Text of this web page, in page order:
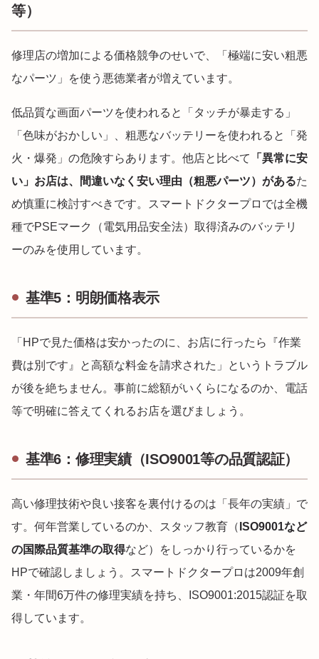
等）
修理店の増加による価格競争のせいで、「極端に安い粗悪
なパーツ」を使う悪徳業者が増えています。
低品質な画面パーツを使われると「タッチが暴走する」
「色味がおかしい」、粗悪なバッテリーを使われると「発
火・爆発」の危険すらあります。他店と比べて
「異常に安
い」お店は、間違いなく安い理由（粗悪パーツ）があるた
め慎重に検討すべきです。スマートドクタープロでは全機
種でPSEマーク（電気用品安全法）取得済みのバッテリ
ーのみを使用しています。
基準5：明朗価格表示
「HPで見た価格は安かったのに、お店に行ったら『作業
費は別です』と高額な料金を請求された」というトラブル
が後を絶ちません。事前に総額がいくらになるのか、電話
等で明確に答えてくれるお店を選びましょう。
基準6：修理実績（ISO9001等の品質認証）
高い修理技術や良い接客を裏付けるのは「長年の実績」で
す。何年営業しているのか、スタッフ教育（ ISO9001など
の国際品質基準の取得など）をしっかり行っているかを
HPで確認しましょう。スマートドクタープロは2009年創
業・年間6万件の修理実績を持ち、ISO9001:2015認証を取
得しています。